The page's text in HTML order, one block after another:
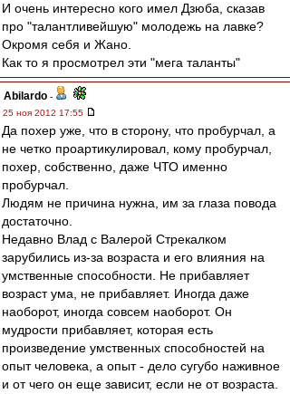
И очень интересно кого имел Дзюба, сказав
про "талантливейшую" молодежь на лавке?
Окромя себя и Жано.
Как то я просмотрел эти "мега таланты"
Abilardo -
25 ноя 2012 17:55
Да похер уже, что в сторону, что пробурчал, а
не четко проартикулировал, кому пробурчал,
похер, собственно, даже ЧТО именно
пробурчал.
Людям не причина нужна, им за глаза повода
достаточно.
Недавно Влад с Валерой Стрекалком
зарубились из-за возраста и его влияния на
умственные способности. Не прибавляет
возраст ума, не прибавляет. Иногда даже
наоборот, иногда совсем наоборот. Он
мудрости прибавляет, которая есть
произведение умственных способностей на
опыт человека, а опыт - дело сугубо наживное
и от чего он еще зависит, если не от возраста.